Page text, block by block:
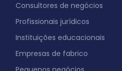
Consultores de negócios
Profissionais jurídicos
Instituições educacionais
Empresas de fabrico